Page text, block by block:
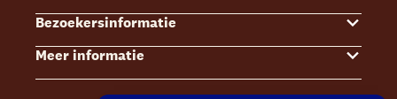
Events
Zalenoverzicht
Bezoekersinformatie
Kaartverkoop
Meer informatie